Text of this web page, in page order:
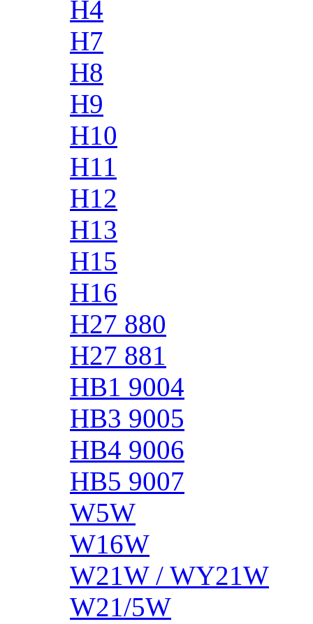
H4
H7
H8
H9
H10
H11
H12
H13
H15
H16
H27 880
H27 881
HB1 9004
HB3 9005
HB4 9006
HB5 9007
W5W
W16W
W21W / WY21W
W21/5W